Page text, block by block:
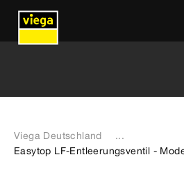
Viega Deutschland
...
Easytop LF-Entleerungsventil -